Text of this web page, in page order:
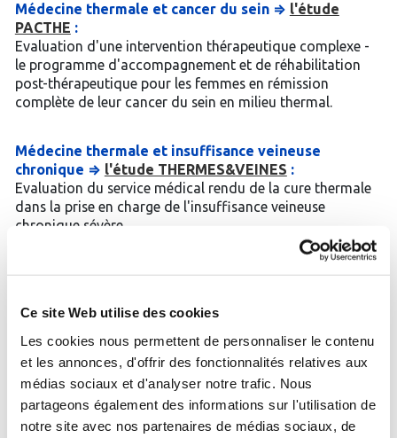
Ce site Web utilise des cookies
Les cookies nous permettent de personnaliser le contenu
et les annonces, d'offrir des fonctionnalités relatives aux
médias sociaux et d'analyser notre trafic. Nous
partageons également des informations sur l'utilisation de
notre site avec nos partenaires de médias sociaux, de
Médecine thermale et cancer du sein ⇒ l'étude
PACTHE :
Evaluation d'une intervention thérapeutique complexe -
le programme d'accompagnement et de réhabilitation
post-thérapeutique pour les femmes en rémission
complète de leur cancer du sein en milieu thermal.
Médecine thermale et insuffisance veineuse
chronique ⇒ l'étude THERMES&VEINES :
Evaluation du service médical rendu de la cure thermale
dans la prise en charge de l'insuffisance veineuse
chronique sévère.